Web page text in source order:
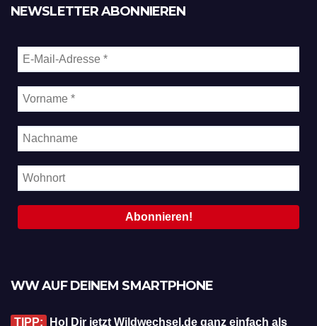
NEWSLETTER ABONNIEREN
WW AUF DEINEM SMARTPHONE
TIPP:
Hol Dir jetzt Wildwechsel.de ganz einfach als